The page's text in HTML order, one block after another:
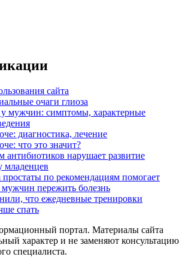
сайта
очаги глиоза
мужчин: симптомы, характерные
диагностика, лечение
что это значит?
антибиотиков нарушает развитие
младенцев
простаты по рекомендациям помогает
пережить болезнь
что ежедневные тренировки
спать
портал. Материалы сайта
характер и не заменяют консультацию
специалиста.